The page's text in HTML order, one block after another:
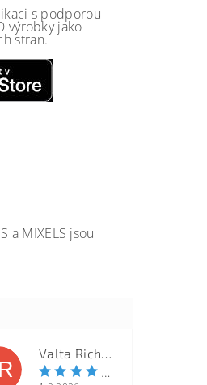
s podporou
výrobky jako
stran.
a MIXELS jsou
Valta Richard